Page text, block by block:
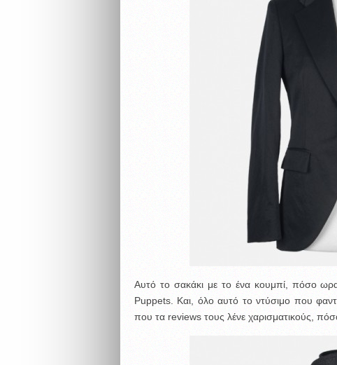
Αυτό το σακάκι με το ένα κουμπί, πόσο
Puppets. Και, όλο αυτό το ντύσιμο που
που τα reviews τους λένε χαρισματικούς,